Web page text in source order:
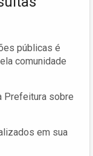
públicas é
comunidade
Prefeitura sobre
em sua